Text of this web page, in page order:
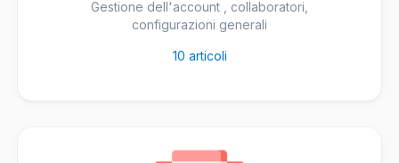
Gestione dell'account , collaboratori,
configurazioni generali
10 articoli